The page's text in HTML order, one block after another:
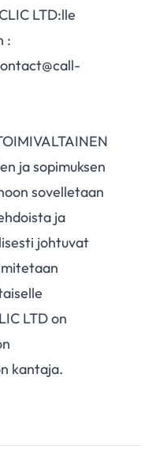
LTD:lle
:
ja sopimuksen
sovelletaan
ja
johtuvat
LTD on
kantaja.